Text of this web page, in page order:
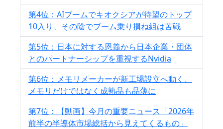
第4位：AIブームでキオクシアが待望のトップ
10入り、その陰でブーム乗り損ね組は苦戦
第5位：日本に対する恩義から日本企業・団体
とのパートナーシップを重視するNvidia
第6位：メモリメーカーが新工場設立へ動く、
メモリだけではなく成熟品も品薄に
第7位：【動画】今月の重要ニュース「2026年
前半の半導体市場総括から見えてくるもの」